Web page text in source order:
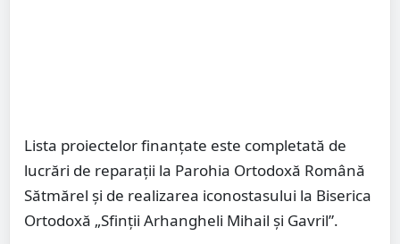
Lista proiectelor finanțate este completată de
lucrări de reparații la Parohia Ortodoxă Română
Sătmărel și de realizarea iconostasului la Biserica
Ortodoxă „Sfinții Arhangheli Mihail și Gavril”.